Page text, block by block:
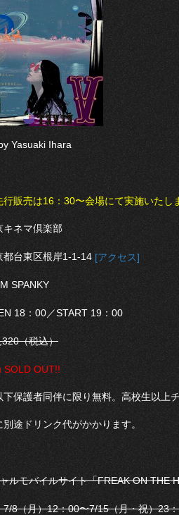
Yasuaki Ihara
販売は16：30〜会場にて実施いたし
キネマ倶楽部
都台東区根岸1-1-14 [アクセス]
SPANKY
18：00／START 19：00
（税込）
SOLD OUT!!
保護者同伴に限り無料。高校生以上チ
途ドリンク代がかかります。
ルモバイルサイト「FREAK ON THE
7/8（月）12：00〜7/15（月・祝）23